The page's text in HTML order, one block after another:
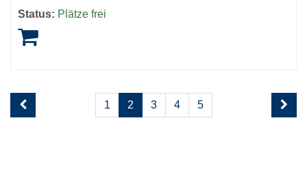
Status: Plätze frei
Seite
Seiten
blättern
1 2 3 4 5